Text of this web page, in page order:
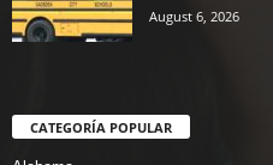
August 6, 2026
CATEGORÍA POPULAR